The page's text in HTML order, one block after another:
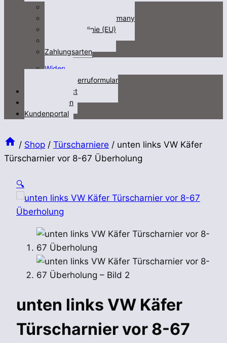
Fracht/freight not Germany
Cookie-Richtlinie (EU)
Zahlungsarten
Widerruf
Widerruformular
Kontakt/contact
Videos/Medien
Kundenportal
/ Shop / Türscharniere / unten links VW Käfer
Türscharnier vor 8-67 Überholung
🔍
unten links VW Käfer
Türscharnier vor 8-67